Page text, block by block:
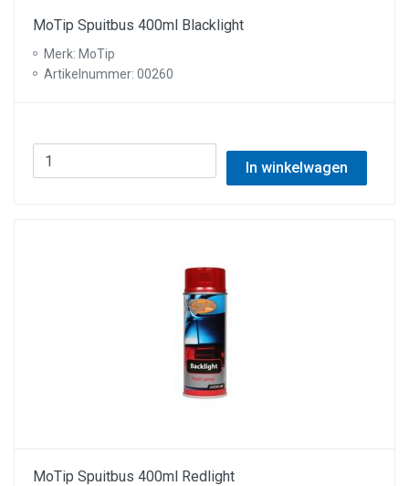
MoTip Spuitbus 400ml Blacklight
Merk: MoTip
Artikelnummer: 00260
In winkelwagen
MoTip Spuitbus 400ml Redlight